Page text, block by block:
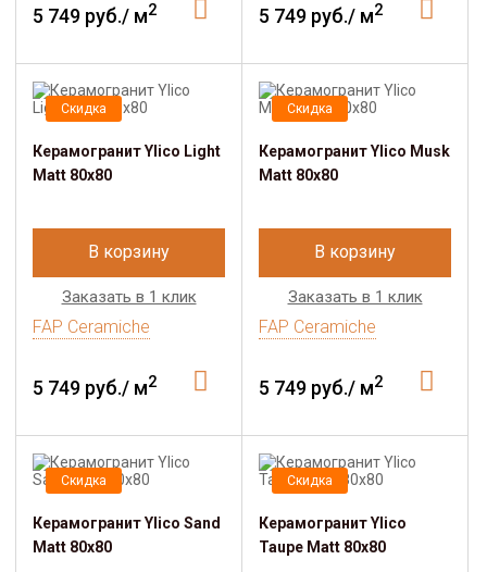
5 749 руб./ м2 5 749 руб./ м2
Скидка
Керамогранит Ylico Light
Matt 80x80
В корзину
Заказать в 1 клик
FAP Ceramiche
5 749 руб./ м2
Скидка
Керамогранит Ylico Musk
Matt 80x80
В корзину
Заказать в 1 клик
FAP Ceramiche
5 749 руб./ м2
Скидка
Керамогранит Ylico Sand
Matt 80x80
Скидка
Керамогранит Ylico
Taupe Matt 80x80